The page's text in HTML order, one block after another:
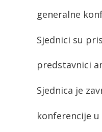
generalne
Sjednici su
predstavnici
Sjednica je
konferencije